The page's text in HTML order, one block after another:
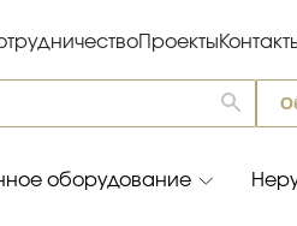
Проекты
оборудование